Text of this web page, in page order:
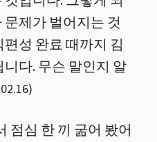
제가 벌어지는 것
성 완료 때까지 김
다. 무슨 말인지 알
)
점심 한 끼 굶어 봤어